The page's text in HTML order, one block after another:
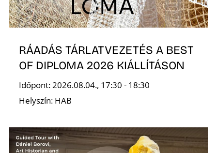
RÁADÁS TÁRLATVEZETÉS A BEST
OF DIPLOMA 2026 KIÁLLÍTÁSON
Időpont: 2026.08.04., 17:30 - 18:30
Helyszín: HAB